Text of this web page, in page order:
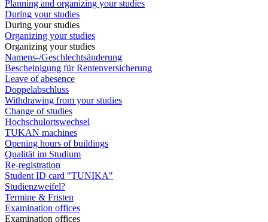
Planning and organizing your studies
During your studies
During your studies
Organizing your studies
Organizing your studies
Namens-/Geschlechtsänderung
Bescheinigung für Rentenversicherung
Leave of abesence
Doppelabschluss
Withdrawing from your studies
Change of studies
Hochschulortswechsel
TUKAN machines
Opening hours of buildings
Qualität im Studium
Re-registration
Student ID card "TUNIKA"
Studienzweifel?
Termine & Fristen
Examination offices
Examination offices